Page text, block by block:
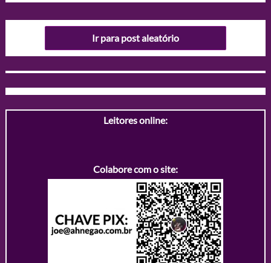
Ir para post aleatório
Leitores online:
Colabore com o site: